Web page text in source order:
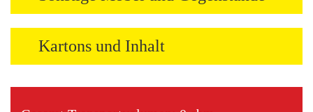
Kartons und Inhalt